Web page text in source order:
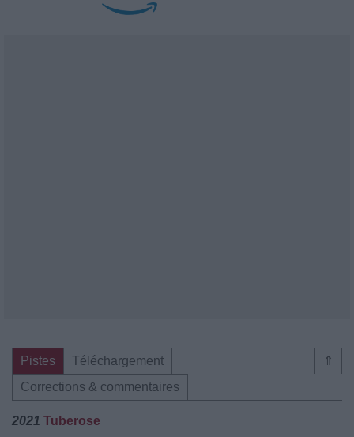
⇑
Pistes
Téléchargement
Corrections & commentaires
2021 Tuberose